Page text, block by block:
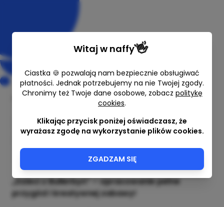
Dzieci z Bullerbyn -opracowanie
lektury
Kacha i Karla (loveschool.pl)
„Dzieci z Bullerbyn” – opracowanie pełne
przygód i kreatywnej zabawy!
Witaj w naffy👋
Ciastka 🍪 pozwalają nam bezpiecznie obsługiwać
płatności. Jednak potrzebujemy na nie Twojej zgody.
Chronimy też Twoje dane osobowe, zobacz politykę
cookies.
Klikając przycisk poniżej oświadczasz, że
wyrażasz zgodę na wykorzystanie plików cookies.
ZGADZAM SIĘ